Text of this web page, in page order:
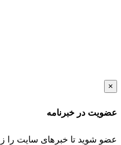
×
عضویت در خبرنامه
عضو شوید تا خبرهای سایت را